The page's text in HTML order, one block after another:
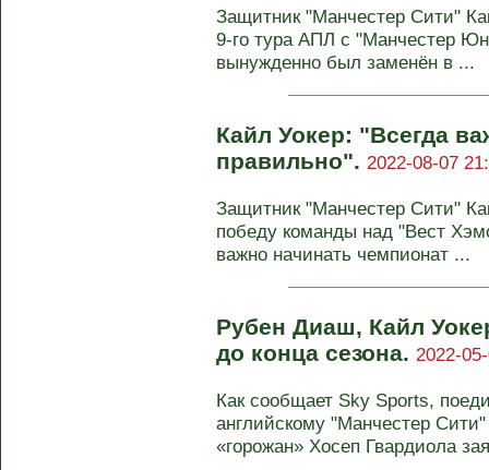
Защитник "Манчестер Сити"
9-го тура АПЛ с "Манчестер
вынужденно был заменён в ...
Кайл Уокер: "Всегда
правильно". 2022-08-07
Защитник "Манчестер Сити"
победу команды над "Вест
важно начинать чемпионат ...
Рубен Диаш, Кайл
до конца сезона. 2022-
Как сообщает Sky Sports,
английскому "Манчестер
«горожан» Хосеп Гвардиола